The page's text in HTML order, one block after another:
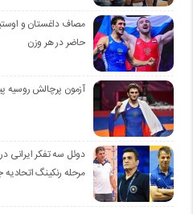
مصاف داغستان و
حاضر در هر وزن
آزمون پرچالش روسیه
دوئل سه تفکر ایرانی در
مرحله رنکینگ اتحادیه